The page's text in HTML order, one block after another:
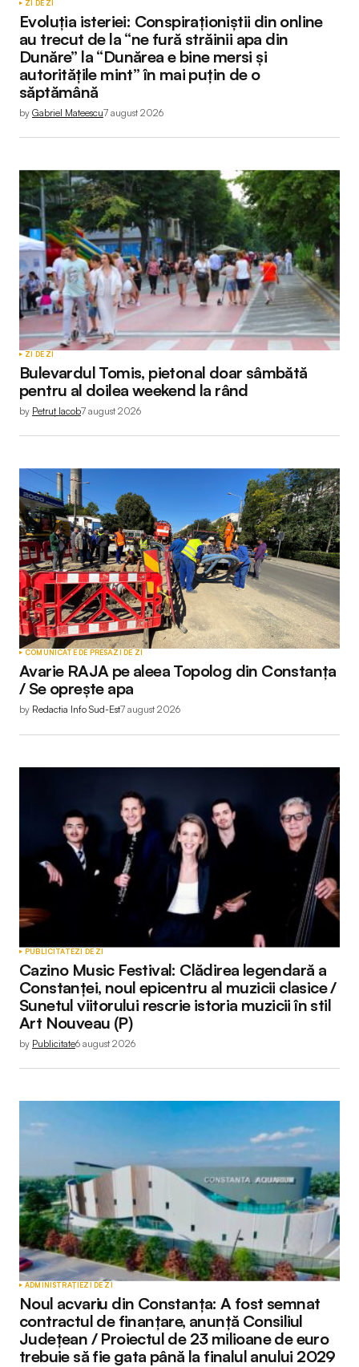
ZI DE ZI
Evoluția isteriei: Conspiraționiștii din online
au trecut de la “ne fură străinii apa din
Dunăre” la “Dunărea e bine mersi și
autoritățile mint” în mai puțin de o
săptămână
by Gabriel Mateescu7 august 2026
ZI DE ZI
Bulevardul Tomis, pietonal doar sâmbătă
pentru al doilea weekend la rând
by Petruț Iacob7 august 2026
COMUNICATE DE PRESĂZI DE ZI
Avarie RAJA pe aleea Topolog din Constanța
/ Se oprește apa
by Redactia Info Sud-Est7 august 2026
PUBLICITATEZI DE ZI
Cazino Music Festival: Clădirea legendară a
Constanței, noul epicentru al muzicii clasice /
Sunetul viitorului rescrie istoria muzicii în stil
Art Nouveau (P)
by Publicitate6 august 2026
ADMINISTRAȚIEZI DE ZI
Noul acvariu din Constanța: A fost semnat
contractul de finanțare, anunță Consiliul
Județean / Proiectul de 23 milioane de euro
trebuie să fie gata până la finalul anului 2029